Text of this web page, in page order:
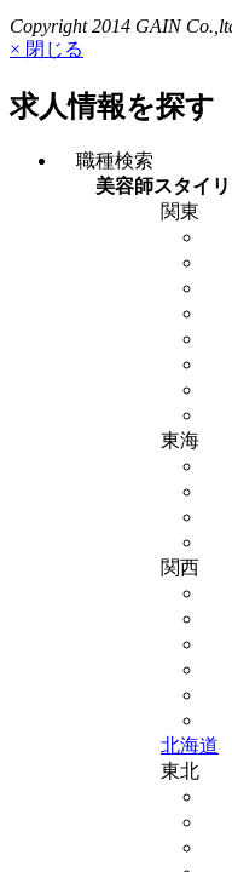
Copyright 2014 GAIN
× 閉じる
求人情報を探す
職種検索
美容師スタイ
関東
東海
関西
北海道
東北